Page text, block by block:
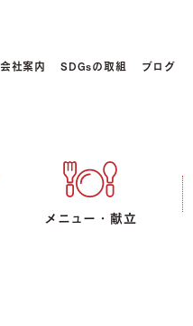
会社案内 SDGsの取組 ブログ
メニュー・献立